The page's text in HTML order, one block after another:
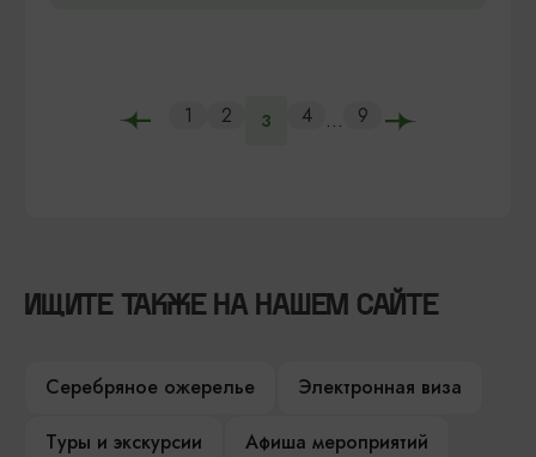
1 2 3 4 ... 9
ИЩИТЕ ТАКЖЕ НА НАШЕМ САЙТЕ
Серебряное ожерелье
Электронная виза
Туры и экскурсии
Афиша мероприятий